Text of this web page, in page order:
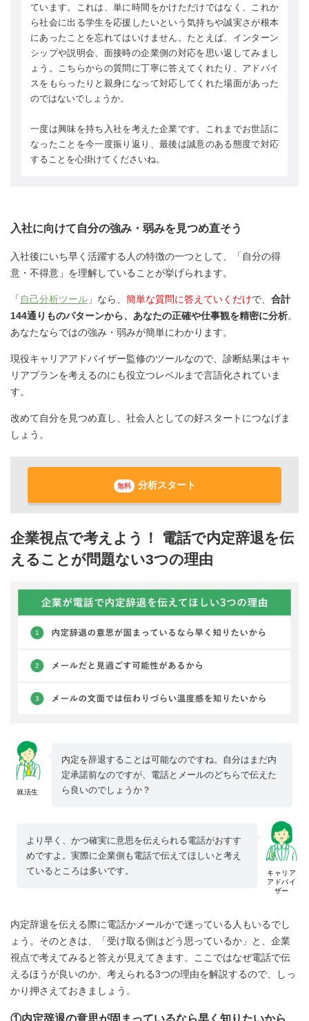
ています。これは、単に時間をかけただけではなく、これか
ら社会に出る学生を応援したいという気持ちや誠実さが根本
にあったことを忘れてはいけません。たとえば、インターン
シップや説明会、面接時の企業側の対応を思い返してみまし
ょう。こちらからの質問に丁寧に答えてくれたり、アドバイ
スをもらったりと親身になって対応してくれた場面があった
のではないでしょうか。
一度は興味を持ち入社を考えた企業です。これまでお世話に
なったことを今一度振り返り、最後は誠意のある態度で対応
することを心掛けてくださいね。
入社に向けて自分の強み・弱みを見つめ直そう
入社後にいち早く活躍する人の特徴の一つとして、「自分の得
意・不得意」を理解していることが挙げられます。
「 自己分析ツール 」なら、 簡単な質問に答えていくだけで、 合計
144通りものパターンから、あなたの正確や仕事観を精密に分析。
あなたならではの強み・弱みが簡単にわかります。
現役キャリアアドバイザー監修のツールなので、診断結果はキャ
リアプランを考えるのにも役立つレベルまで言語化されていま
す。
改めて自分を見つめ直し、社会人としての好スタートにつなげま
しょう。
無料 分析スタート
企業視点で考えよう！ 電話で内定辞退を伝
えることが問題ない3つの理由
就活生
内定を辞退することは可能なのですね。自分はまだ内
定承諾前なのですが、電話とメールのどちらで伝えた
ら良いのでしょうか？
キャリア
アドバイ
ザー
より早く、かつ確実に意思を伝えられる電話がおすす
めですよ。実際に企業側も電話で伝えてほしいと考え
ているところは多いです。
内定辞退を伝える際に電話かメールかで迷っている人もいるでし
ょう。そのときは、「受け取る側はどう思っているか」と、企業
視点で考えてみると答えが見えてきます。ここではなぜ電話で伝
えるほうが良いのか、考えられる3つの理由を解説するので、しっ
かり押さえておきましょう。
①内定辞退の意思が固まっているなら早く知りたいから